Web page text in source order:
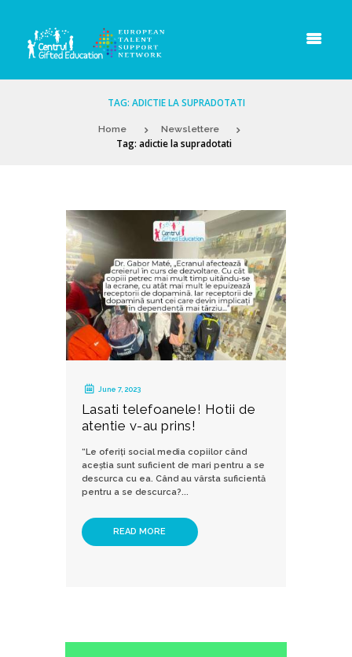
TAG: ADICTIE LA SUPRADOTATI
Home Newslettere
Tag: adictie la supradotati
June 7, 2023
Lasati telefoanele! Hotii de
atentie v-au prins!
“Le oferiți social media copiilor când
aceștia sunt suficient de mari pentru a se
descurca cu ea. Când au vârsta suficientă
pentru a se descurca?...
READ MORE